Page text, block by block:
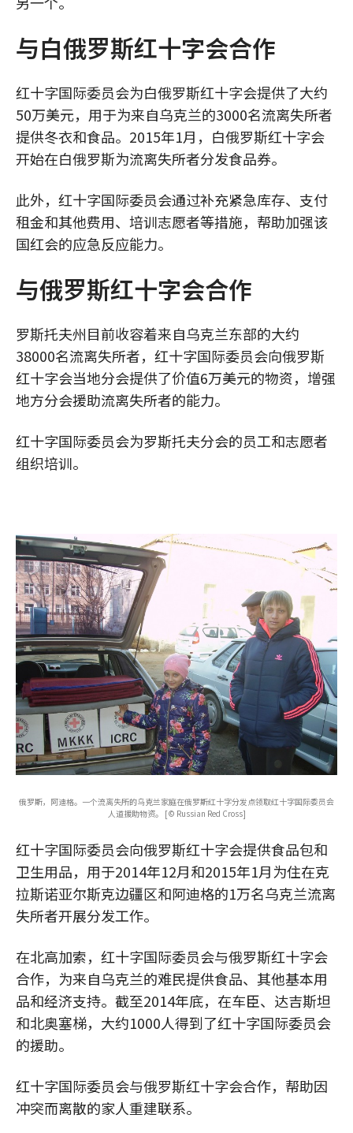
与白俄罗斯红十字会合作
红十字国际委员会为白俄罗斯红十字会提供了大约
50万美元，用于为来自乌克兰的3000名流离失所者
提供冬衣和食品。2015年1月，白俄罗斯红十字会
开始在白俄罗斯为流离失所者分发食品券。
此外，红十字国际委员会通过补充紧急库存、支付
租金和其他费用、培训志愿者等措施，帮助加强该
国红会的应急反应能力。
与俄罗斯红十字会合作
罗斯托夫州目前收容着来自乌克兰东部的大约
38000名流离失所者，红十字国际委员会向俄罗斯
红十字会当地分会提供了价值6万美元的物资，增强
地方分会援助流离失所者的能力。
红十字国际委员会为罗斯托夫分会的员工和志愿者
组织培训。
俄罗斯，阿迪格。一个流离失所的乌克兰家庭在俄罗斯红十字分发点领取红十字国际委员会
人道援助物资。 [© Russian Red Cross]
红十字国际委员会向俄罗斯红十字会提供食品包和
卫生用品，用于2014年12月和2015年1月为住在克
拉斯诺亚尔斯克边疆区和阿迪格的1万名乌克兰流离
失所者开展分发工作。
在北高加索，红十字国际委员会与俄罗斯红十字会
合作，为来自乌克兰的难民提供食品、其他基本用
品和经济支持。截至2014年底，在车臣、达吉斯坦
和北奥塞梯，大约1000人得到了红十字国际委员会
的援助。
红十字国际委员会与俄罗斯红十字会合作，帮助因
冲突而离散的家人重建联系。